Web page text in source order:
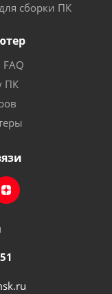
сборки ПК
ПК